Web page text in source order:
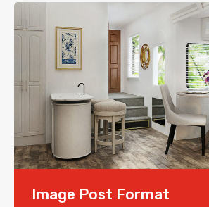
Image Post Format